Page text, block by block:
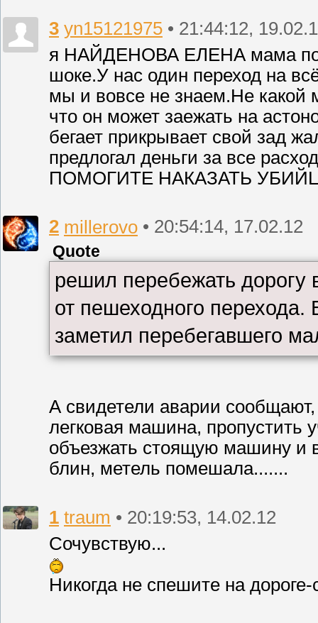
3 yn15121975 • 21:44:12,
я НАЙДЕНОВА ЕЛЕНА мама
шоке.У нас один переход на
мы и вовсе не знаем.Не какой
что он может заежать на
бегает прикрывает свой зад
предлогал деньги за все
ПОМОГИТЕ НАКАЗАТЬ
2 millerovo • 20:54:14, 17.02.12
Quote
решил перебежать
от пешеходного перехода.
заметил перебегавшего
А свидетели аварии
легковая машина, пропустить
объезжать стоящую машину и
блин, метель помешала.......
1 traum • 20:19:53, 14.02.12
Сочувствую...
Никогда не спешите на